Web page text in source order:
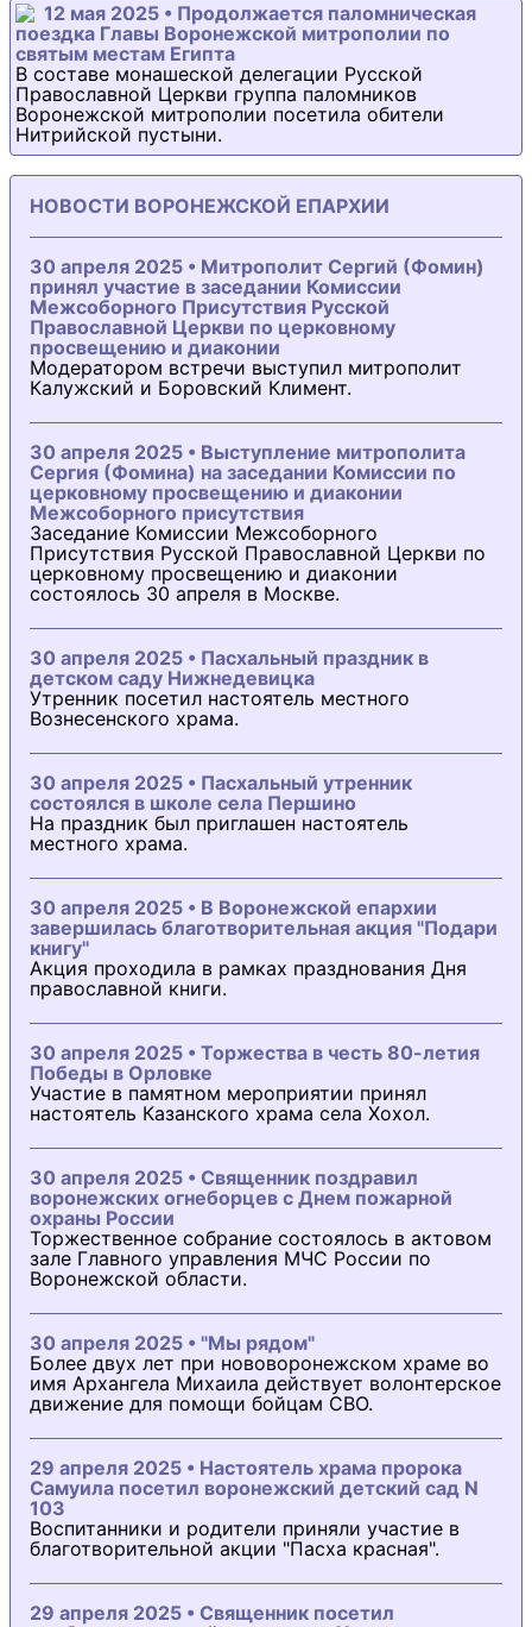
12 мая 2025 • Продолжается паломническая
поездка Главы Воронежской митрополии по
святым местам Египта
В составе монашеской делегации Русской
Православной Церкви группа паломников
Воронежской митрополии посетила обители
Нитрийской пустыни.
НОВОСТИ ВОРОНЕЖСКОЙ ЕПАРХИИ
30 апреля 2025 • Митрополит Сергий (Фомин)
принял участие в заседании Комиссии
Межсоборного Присутствия Русской
Православной Церкви по церковному
просвещению и диаконии
Модератором встречи выступил митрополит
Калужский и Боровский Климент.
30 апреля 2025 • Выступление митрополита
Сергия (Фомина) на заседании Комиссии по
церковному просвещению и диаконии
Межсоборного присутствия
Заседание Комиссии Межсоборного
Присутствия Русской Православной Церкви по
церковному просвещению и диаконии
состоялось 30 апреля в Москве.
30 апреля 2025 • Пасхальный праздник в
детском саду Нижнедевицка
Утренник посетил настоятель местного
Вознесенского храма.
30 апреля 2025 • Пасхальный утренник
состоялся в школе села Першино
На праздник был приглашен настоятель
местного храма.
30 апреля 2025 • В Воронежской епархии
завершилась благотворительная акция "Подари
книгу"
Акция проходила в рамках празднования Дня
православной книги.
30 апреля 2025 • Торжества в честь 80-летия
Победы в Орловке
Участие в памятном мероприятии принял
настоятель Казанского храма села Хохол.
30 апреля 2025 • Священник поздравил
воронежских огнеборцев с Днем пожарной
охраны России
Торжественное собрание состоялось в актовом
зале Главного управления МЧС России по
Воронежской области.
30 апреля 2025 • "Мы рядом"
Более двух лет при нововоронежском храме во
имя Архангела Михаила действует волонтерское
движение для помощи бойцам СВО.
29 апреля 2025 • Настоятель храма пророка
Самуила посетил воронежский детский сад N
103
Воспитанники и родители приняли участие в
благотворительной акции "Пасха красная".
29 апреля 2025 • Священник посетил